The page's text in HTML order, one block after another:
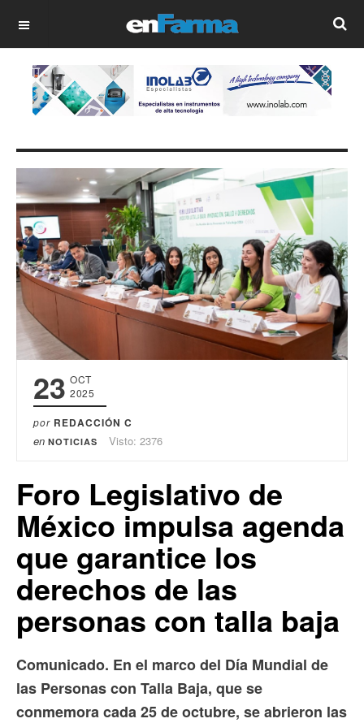
OFF CANVAS
23 OCT
2025
por REDACCIÓN C
en NOTICIAS Visto: 2376
Foro Legislativo de
México impulsa agenda
que garantice los
derechos de las
personas con talla baja
Comunicado. En el marco del Día Mundial de
las Personas con Talla Baja, que se
conmemora cada 25 de octubre, se abrieron las